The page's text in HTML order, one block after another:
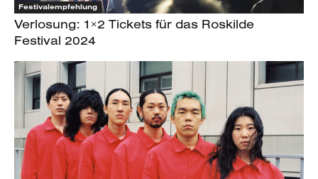
Festivalempfehlung
Verlosung: 1×2 Tickets für das Roskilde
Festival 2024